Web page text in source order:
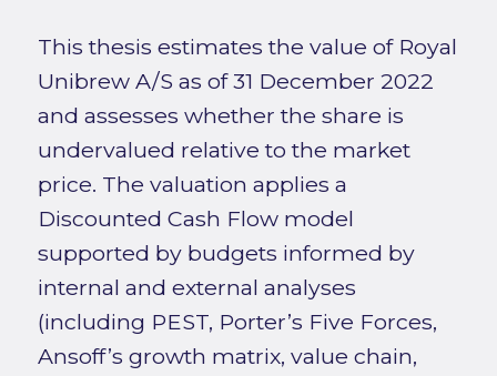
This thesis estimates the value of Royal
Unibrew A/S as of 31 December 2022
and assesses whether the share is
undervalued relative to the market
price. The valuation applies a
Discounted Cash Flow model
supported by budgets informed by
internal and external analyses
(including PEST, Porter’s Five Forces,
Ansoff’s growth matrix, value chain,